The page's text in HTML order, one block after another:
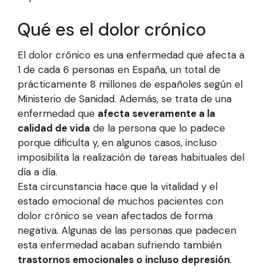
Qué es el dolor crónico
El dolor crónico es una enfermedad que afecta a
1 de cada 6 personas en España, un total de
prácticamente 8 millones de españoles según el
Ministerio de Sanidad. Además, se trata de una
enfermedad que afecta severamente a la
calidad de vida de la persona que lo padece
porque dificulta y, en algunos casos, incluso
imposibilita la realización de tareas habituales del
día a día.
Esta circunstancia hace que la vitalidad y el
estado emocional de muchos pacientes con
dolor crónico se vean afectados de forma
negativa. Algunas de las personas que padecen
esta enfermedad acaban sufriendo también
trastornos emocionales o incluso depresión.